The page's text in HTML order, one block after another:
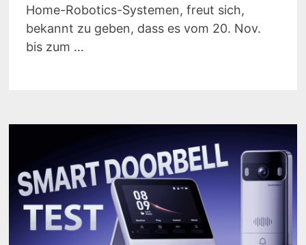
Home-Robotics-Systemen, freut sich,
bekannt zu geben, dass es vom 20. Nov.
bis zum …